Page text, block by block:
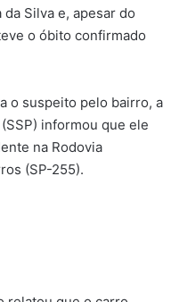
Silva e, apesar do
o óbito confirmado
o suspeito pelo bairro, a
informou que ele
na Rodovia
(SP-255).